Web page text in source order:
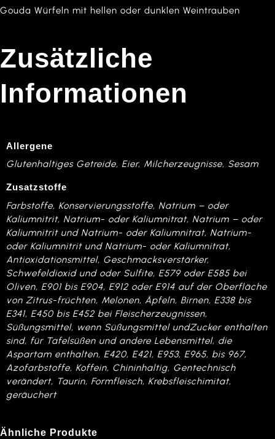
Gouda Würfeln mit hellen oder dunklen Weintrauben
Zusätzliche
Informationen
Allergene
Glutenhaltiges Getreide, Eier, Milcherzeugnisse, Sesam
Zusatzstoffe
Farbstoffe, Konservierungsstoffe, Natrium – oder
Kaliumnitrit, Natrium- oder Kaliumnitrat, Natrium – oder
Kaliumnitrit und Natrium- oder Kaliumnitrat, Natrium-
oder Kaliumnitrit und Natrium- oder Kaliumnitrat,
Antioxidationsmittel, Geschmacksverstärker,
Schwefeldioxid und oder Sulfite, E579 oder E585 bei
Oliven, E901 bis E904, E912 oder E914 auf der Oberfläche
von Zitrus-früchten, Melonen, Äpfeln, Birnen, E338 bis
E341, E450 bis E452 bei Fleischerzeugnissen,
Süßungsmittel, wenn Süßungsmittel undZucker enthalten
sind, für Tafelsüßen und andere Lebensmittel, die
Aspartam enthalten, E420, E421, E953, E965, bis 967,
Azofarbstoffe, Koffein, Chininhaltig, Gentechnisch
verändert, Taurin, Formfleisch, Krebsfleischimitat,
geräuchert
Ähnliche Produkte